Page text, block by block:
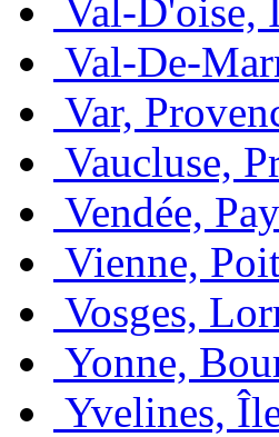
Val-D'oise,
Val-De-
Var,
Vaucluse,
Vendée,
Vienne,
Vosges,
Yonne,
Yvelines,